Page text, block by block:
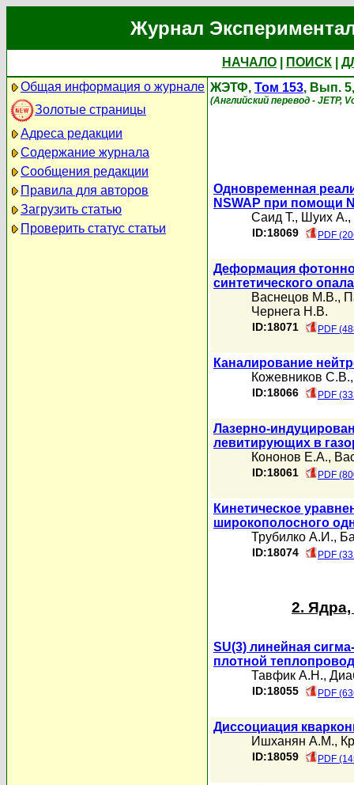
Журнал
НАЧАЛО ПОИСК
Общая информация о журнале
Золотые страницы
Адреса редакции
Содержание журнала
Сообщения редакции
Правила для авторов
Загрузить статью
Проверить статус статьи
ЖЭТФ, Том 153, Вып.
(Английский перевод - JETP,
Одновременная
NSWAP при помощи
Саид Т., Шуих А.,
ID:18069 PDF
Деформация
синтетического опала
Васнецов М.В.,
Чернега Н.В.
ID:18071 PDF
Каналирование
Кожевников С.В.
ID:18066 PDF
Лазерно-
левитирующих в
Кононов Е.А.,
ID:18061 PDF
Кинетическое
широкополосного
Трубилко А.И.,
ID:18074 PDF
2. Ядра,
SU(3) линейная
плотной
Тавфик А.Н.,
ID:18055 PDF
Диссоциация
Ишханян А.М.,
ID:18059 PDF